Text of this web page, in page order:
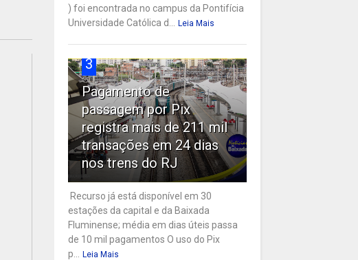
) foi encontrada no campus da Pontifícia
Universidade Católica d...
Leia Mais
3
Pagamento de
passagem por Pix
registra mais de 211 mil
transações em 24 dias
nos trens do RJ
Recurso já está disponível em 30
estações da capital e da Baixada
Fluminense; média em dias úteis passa
de 10 mil pagamentos O uso do Pix
p...
Leia Mais